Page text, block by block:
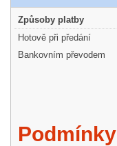
Způsoby platby
Hotově při předání
Bankovním převodem